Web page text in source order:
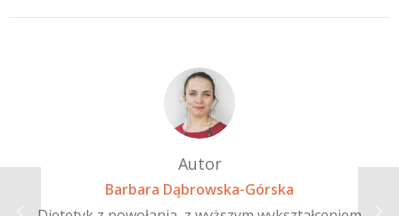
Autor
Barbara Dąbrowska-Górska